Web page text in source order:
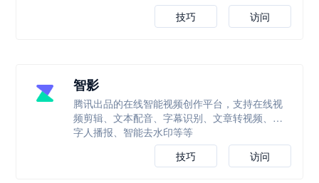
访问
技巧
智影
腾讯出品的在线智能视频创作平台，支持在线视
频剪辑、文本配音、字幕识别、文章转视频、数
字人播报、智能去水印等等
访问
技巧